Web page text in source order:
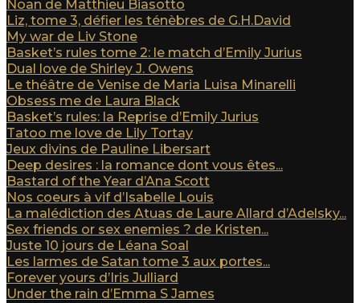
Noan de Matthieu Biasotto
Liz, tome 3, défier les ténèbres de G.H.David
My war de Liv Stone
Basket’s rules tome 2: le match d’Emily Jurius
Dual love de Shirley J. Owens
Le théâtre de Venise de Maria Luisa Minarelli
Obsess me de Laura Black
Basket’s rules: la Reprise d’Emily Jurius
Tatoo me love de Lily Tortay
Jeux divins de Pauline Libersart
Deep desires : la romance dont vous êtes...
Bastard of the Year d’Ana Scott
Nos coeurs à vif d’Isabelle Louis
La malédiction des Atuas de Laure Allard d’Adelsky...
Sex friends or sex enemies ? de Kristen...
Juste 10 jours de Léana Soal
Les larmes de Satan tome 3 aux portes...
Forever yours d’Iris Julliard
Under the rain d’Emma S James